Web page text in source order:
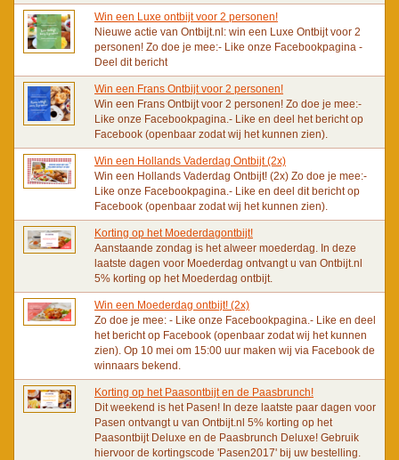
Win een Luxe ontbijt voor 2 personen!
Nieuwe actie van Ontbijt.nl: win een Luxe Ontbijt voor 2
personen! Zo doe je mee:- Like onze Facebookpagina -
Deel dit bericht
Win een Frans Ontbijt voor 2 personen!
Win een Frans Ontbijt voor 2 personen! Zo doe je mee:-
Like onze Facebookpagina.- Like en deel het bericht op
Facebook (openbaar zodat wij het kunnen zien).
Win een Hollands Vaderdag Ontbijt (2x)
Win een Hollands Vaderdag Ontbijt! (2x) Zo doe je mee:-
Like onze Facebookpagina.- Like en deel dit bericht op
Facebook (openbaar zodat wij het kunnen zien).
Korting op het Moederdagontbijt!
Aanstaande zondag is het alweer moederdag. In deze
laatste dagen voor Moederdag ontvangt u van Ontbijt.nl
5% korting op het Moederdag ontbijt.
Win een Moederdag ontbijt! (2x)
Zo doe je mee: - Like onze Facebookpagina.- Like en deel
het bericht op Facebook (openbaar zodat wij het kunnen
zien). Op 10 mei om 15:00 uur maken wij via Facebook de
winnaars bekend.
Korting op het Paasontbijt en de Paasbrunch!
Dit weekend is het Pasen! In deze laatste paar dagen voor
Pasen ontvangt u van Ontbijt.nl 5% korting op het
Paasontbijt Deluxe en de Paasbrunch Deluxe! Gebruik
hiervoor de kortingscode 'Pasen2017' bij uw bestelling.